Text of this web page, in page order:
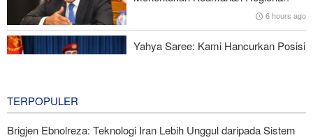
6 hours ago
Yahya Saree: Kami Hancurkan Posisi
TERPOPULER
Brigjen Ebnolreza: Teknologi Iran Lebih Unggul daripada Sistem